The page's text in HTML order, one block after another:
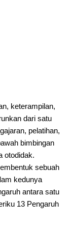
keterampilan,
dari satu
pelatihan,
bimbingan
otodidak.
sebuah
kedunya
antara satu
13 Pengaruh